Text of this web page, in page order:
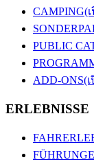
CAMPING(
PUBLIC
ADD-ONS(
ERLEBNISSE